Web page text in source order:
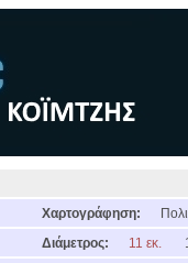
Χαρτογράφηση:
Διάμετρος:
11 εκ.